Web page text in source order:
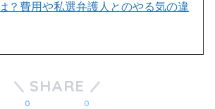
？費用や私選弁護人とのやる気の違
SHARE
0 0